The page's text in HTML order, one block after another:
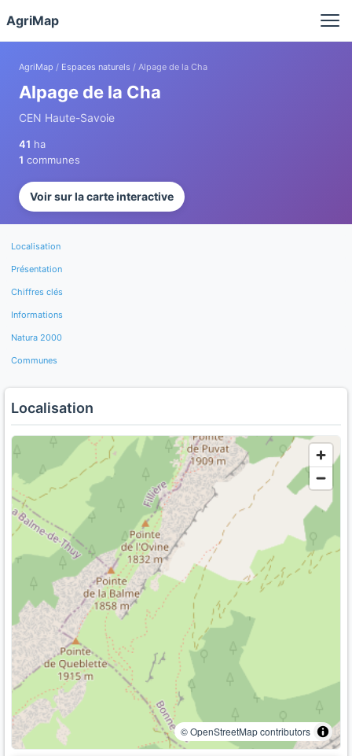
AgriMap
AgriMap / Espaces naturels / Alpage de la Cha
Alpage de la Cha
CEN Haute-Savoie
41 ha
1 communes
Voir sur la carte interactive
Localisation
Présentation
Chiffres clés
Informations
Natura 2000
Communes
Localisation
© OpenStreetMap contributors